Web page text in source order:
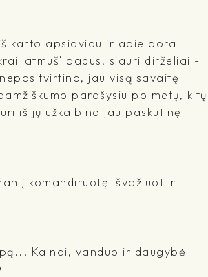
karto apsiaviau ir apie pora
'atmuš' padus, siauri dirželiai -
jau visą savaitę
parašysiu po metų, kitų
iš jų užkalbino jau paskutinę
į komandiruotę išvažiuot ir
Kalnai, vanduo ir daugybė